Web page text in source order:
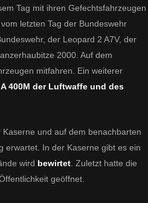
Tag mit ihren Gefechtsfahrzeugen
letzten Tag der Bundeswehr
der Leopard 2 A7V, der
2000. Auf dem
mitfahren. Ein weiterer
400M der Luftwaffe und des
und auf dem benachbarten
erwartet. In der Kaserne gibt es ein
wird bewirtet . Zuletzt hatte die
geöffnet.